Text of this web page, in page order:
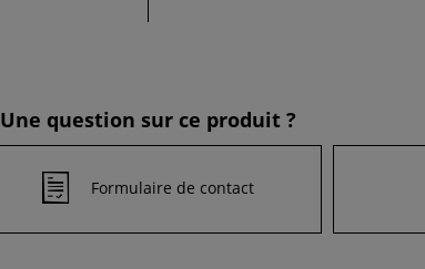
Une question sur ce produit ?
Formulaire de contact